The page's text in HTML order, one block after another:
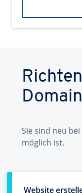
Sie sind neu bei
möglich ist.
Website